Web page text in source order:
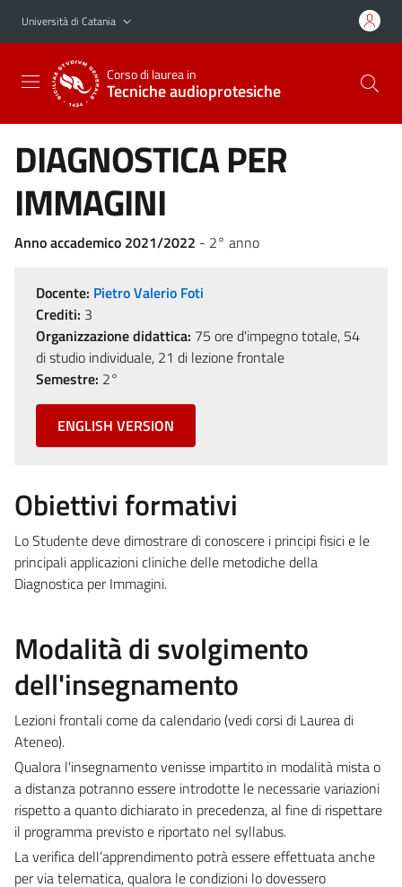
Vai al contenuto principale
Vai al menu di navigazione
Università di Catania
Corso di laurea in
Tecniche audioprotesiche
DIAGNOSTICA PER
IMMAGINI
Anno accademico 2021/2022 - 2° anno
Docente: Pietro Valerio Foti
Crediti: 3
Organizzazione didattica: 75 ore d'impegno totale, 54
di studio individuale, 21 di lezione frontale
Semestre: 2°
ENGLISH VERSION
Obiettivi formativi
Lo Studente deve dimostrare di conoscere i principi fisici e le
principali applicazioni cliniche delle metodiche della
Diagnostica per Immagini.
Modalità di svolgimento
dell'insegnamento
Lezioni frontali come da calendario (vedi corsi di Laurea di
Ateneo).
Qualora l'insegnamento venisse impartito in modalità mista o
a distanza potranno essere introdotte le necessarie variazioni
rispetto a quanto dichiarato in precedenza, al fine di rispettare
il programma previsto e riportato nel syllabus.
La verifica dell’apprendimento potrà essere effettuata anche
per via telematica, qualora le condizioni lo dovessero